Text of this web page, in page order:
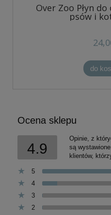
Over Zoo Płyn
psów i
do
Ocena sklepu
4.9
Opinie, z
są
klientów,
5
4
3
2